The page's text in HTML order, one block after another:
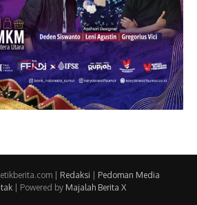
| Redaksi | Pedoman Media
| Powered by Majalah Berita X